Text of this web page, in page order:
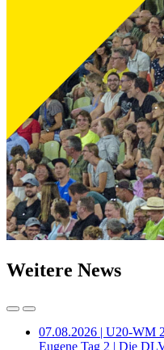
Weitere News
07.08.2026 | U20-WM
Eugene Tag 2 | Die